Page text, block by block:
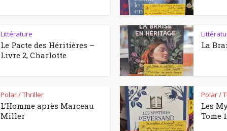
Littérature
Le Pacte des Héritières –
Livre 2, Charlotte
La
Polar / Thriller
L’Homme après Marceau
Miller
Polar /
Les
Tome